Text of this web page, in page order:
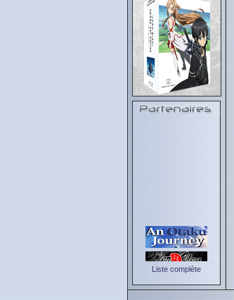
Liste complète